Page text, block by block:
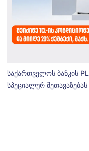
საქართველოს ბანკის
სპეციალურ შეთავაზებას